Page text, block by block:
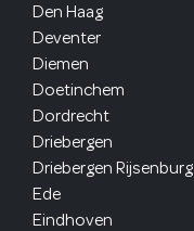
Den Haag
Deventer
Diemen
Doetinchem
Dordrecht
Driebergen
Driebergen Rijsenburg
Ede
Eindhoven